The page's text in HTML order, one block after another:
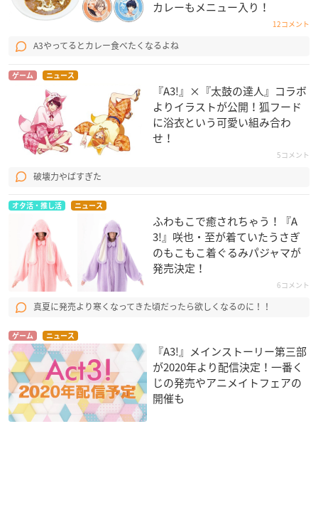
カレーもメニュー入り！
12コメント
A3やってるとカレー食べたくなるよね
ゲーム ニュース
『A3!』×『太鼓の達人』コラボ
よりイラストが公開！狐フード
に浴衣という可愛い組み合わ
せ！
5コメント
破壊力やばすぎた
オタ活・推し活 ニュース
ふわもこで癒されちゃう！『A
3!』咲也・至が着ていたうさぎ
のもこもこ着ぐるみパジャマが
発売決定！
6コメント
真夏に発売より寒くなってきた頃だったら欲しくなるのに！！
ゲーム ニュース
『A3!』メインストーリー第三部
が2020年より配信決定！一番く
じの発売やアニメイトフェアの
開催も